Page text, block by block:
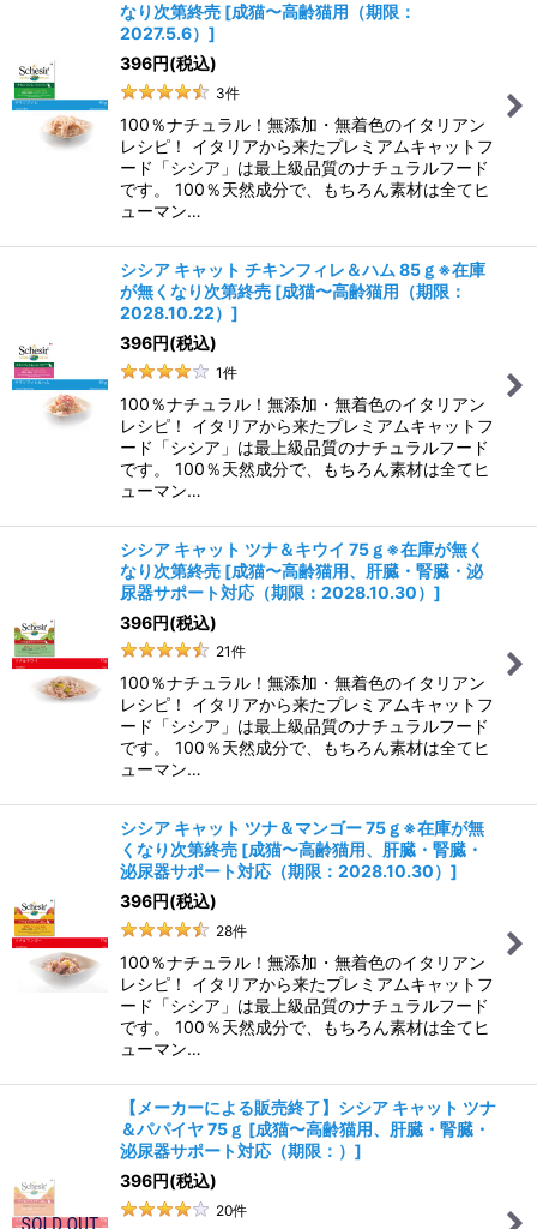
なり次第終売 [成猫〜高齢猫用（期限：
2027.5.6） ]
396円(税込)
3件
100％ナチュラル！無添加・無着色のイタリアン
レシピ！ イタリアから来たプレミアムキャットフ
ード「シシア」は最上級品質のナチュラルフード
です。 100％天然成分で、もちろん素材は全てヒ
ューマン…
シシア キャット チキンフィレ＆ハム 85ｇ※在庫
が無くなり次第終売 [成猫〜高齢猫用（期限：
2028.10.22） ]
396円(税込)
1件
100％ナチュラル！無添加・無着色のイタリアン
レシピ！ イタリアから来たプレミアムキャットフ
ード「シシア」は最上級品質のナチュラルフード
です。 100％天然成分で、もちろん素材は全てヒ
ューマン…
シシア キャット ツナ＆キウイ 75ｇ※在庫が無く
なり次第終売 [成猫〜高齢猫用、肝臓・腎臓・泌
尿器サポート対応（期限：2028.10.30） ]
396円(税込)
21件
100％ナチュラル！無添加・無着色のイタリアン
レシピ！ イタリアから来たプレミアムキャットフ
ード「シシア」は最上級品質のナチュラルフード
です。 100％天然成分で、もちろん素材は全てヒ
ューマン…
シシア キャット ツナ＆マンゴー 75ｇ※在庫が無
くなり次第終売 [成猫〜高齢猫用、肝臓・腎臓・
泌尿器サポート対応（期限：2028.10.30） ]
396円(税込)
28件
100％ナチュラル！無添加・無着色のイタリアン
レシピ！ イタリアから来たプレミアムキャットフ
ード「シシア」は最上級品質のナチュラルフード
です。 100％天然成分で、もちろん素材は全てヒ
ューマン…
【メーカーによる販売終了】シシア キャット ツナ
＆パパイヤ 75ｇ [成猫〜高齢猫用、肝臓・腎臓・
泌尿器サポート対応（期限：） ]
396円(税込)
20件